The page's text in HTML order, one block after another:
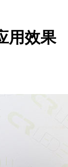
用效果